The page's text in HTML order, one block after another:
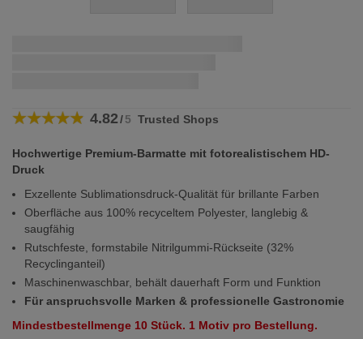
4.82/5 Trusted Shops
Hochwertige Premium-Barmatte mit fotorealistischem HD-
Druck
Exzellente Sublimationsdruck-Qualität für brillante Farben
Oberfläche aus 100% recyceltem Polyester, langlebig &
saugfähig
Rutschfeste, formstabile Nitrilgummi-Rückseite (32%
Recyclinganteil)
Maschinenwaschbar, behält dauerhaft Form und Funktion
Für anspruchsvolle Marken & professionelle Gastronomie
Mindestbestellmenge 10 Stück. 1 Motiv pro Bestellung.